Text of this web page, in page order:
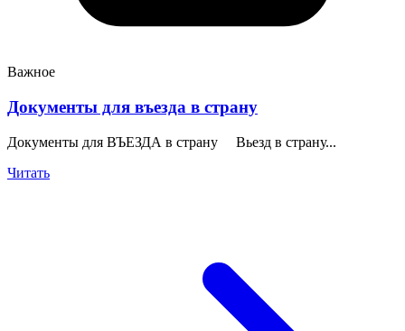
Важное
Документы для въезда в страну
Документы для ВЪЕЗДА в страну Вьезд в страну...
Читать